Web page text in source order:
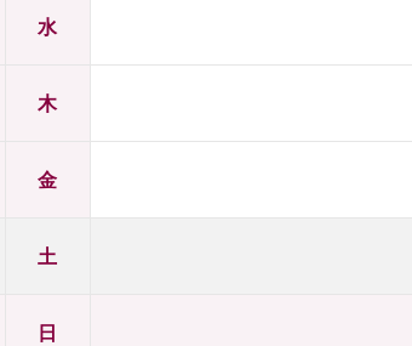
水
木
金
土
日